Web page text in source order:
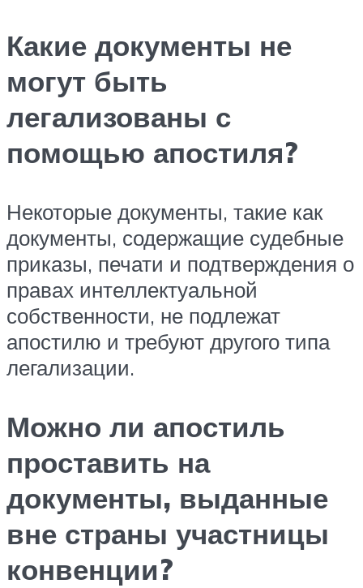
Какие документы не
могут быть
легализованы с
помощью апостиля?
Некоторые документы, такие как
документы, содержащие судебные
приказы, печати и подтверждения о
правах интеллектуальной
собственности, не подлежат
апостилю и требуют другого типа
легализации.
Можно ли апостиль
проставить на
документы, выданные
вне страны участницы
конвенции?